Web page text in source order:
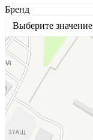
Бренд
Выберите значение